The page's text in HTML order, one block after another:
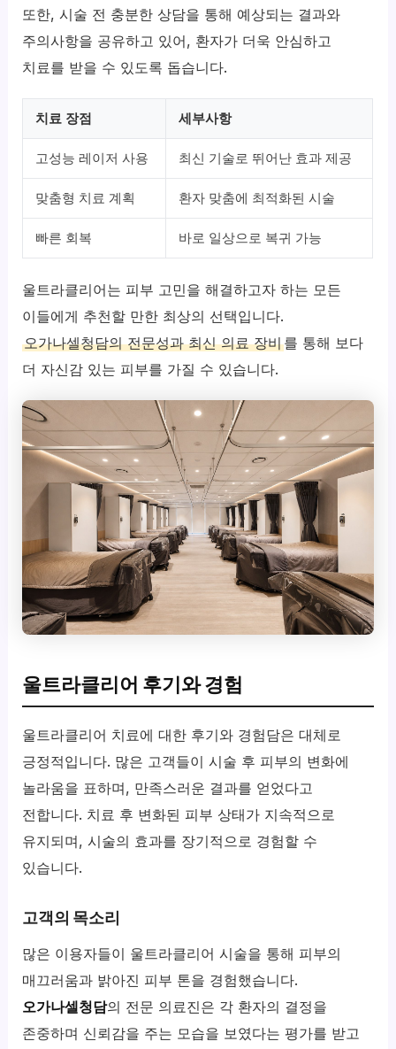
또한, 시술 전 충분한 상담을 통해 예상되는 결과와
주의사항을 공유하고 있어, 환자가 더욱 안심하고
치료를 받을 수 있도록 돕습니다.
치료 장점 세부사항
고성능 레이저 사용 최신 기술로 뛰어난 효과 제공
맞춤형 치료 계획 환자 맞춤에 최적화된 시술
빠른 회복 바로 일상으로 복귀 가능
울트라클리어는 피부 고민을 해결하고자 하는 모든
이들에게 추천할 만한 최상의 선택입니다.
오가나셀청담의 전문성과 최신 의료 장비를 통해 보다
더 자신감 있는 피부를 가질 수 있습니다.
울트라클리어 후기와 경험
울트라클리어 치료에 대한 후기와 경험담은 대체로
긍정적입니다. 많은 고객들이 시술 후 피부의 변화에
놀라움을 표하며, 만족스러운 결과를 얻었다고
전합니다. 치료 후 변화된 피부 상태가 지속적으로
유지되며, 시술의 효과를 장기적으로 경험할 수
있습니다.
고객의 목소리
많은 이용자들이 울트라클리어 시술을 통해 피부의
매끄러움과 밝아진 피부 톤을 경험했습니다.
오가나셀청담의 전문 의료진은 각 환자의 결정을
존중하며 신뢰감을 주는 모습을 보였다는 평가를 받고